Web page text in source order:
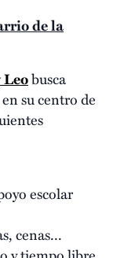
de la
Leobusca
su centro de
escolar
cenas...